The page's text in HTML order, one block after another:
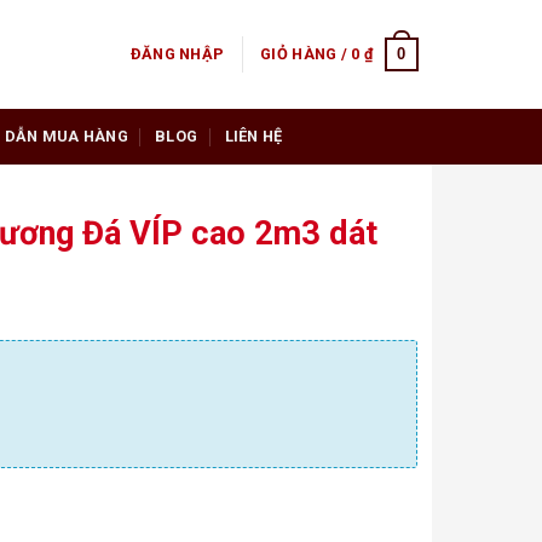
ĐĂNG NHẬP GIỎ HÀNG / 0 ₫ 0
DẪN MUA HÀNG BLOG LIÊN HỆ
Đá VÍP cao 2m3 dát